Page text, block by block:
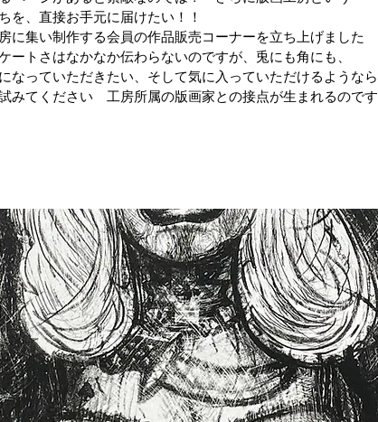
を、直接お手元に届けたい！！
に集い制作する会員の作品販売コーナーを立ち上げました
ートさはなかなか伝わらないのですが、兎にも角にも、
なっていただきたい、そして気に入っていただけるようなら
みてください 工房所属の版画家との接点が生まれるのです